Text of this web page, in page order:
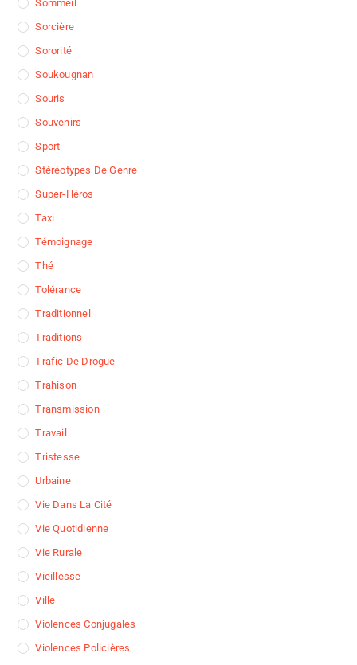
Sommeil
Sorcière
Sororité
Soukougnan
Souris
Souvenirs
Sport
Stéréotypes De Genre
Super-Héros
Taxi
Témoignage
Thé
Tolérance
Traditionnel
Traditions
Trafic De Drogue
Trahison
Transmission
Travail
Tristesse
Urbaine
Vie Dans La Cité
Vie Quotidienne
Vie Rurale
Vieillesse
Ville
Violences Conjugales
Violences Policières